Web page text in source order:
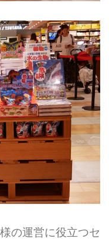
の運営に役立つセ